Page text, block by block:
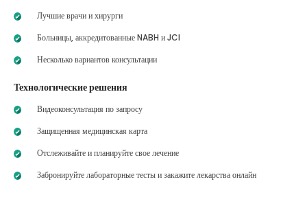
Лучшие врачи и хирурги
Больницы, аккредитованные NABH и JCI
Несколько вариантов консультации
Технологические решения
Видеоконсультация по запросу
Защищенная медицинская карта
Отслеживайте и планируйте свое лечение
Забронируйте лабораторные тесты и закажите лекарства онлайн